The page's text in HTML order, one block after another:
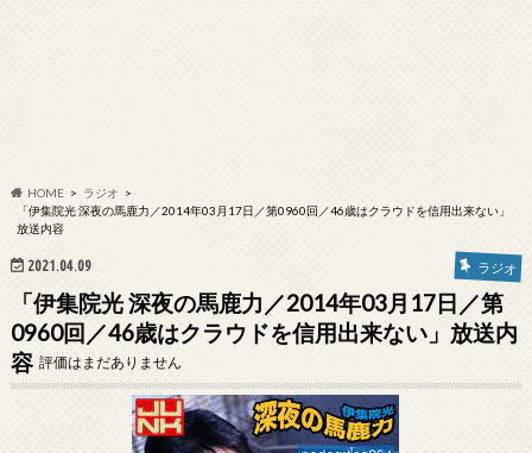
HOME
ラジオ
「伊集院光 深夜の馬鹿力／2014年03月17日／第0960回／46歳はクラウドを信用出来ない」
放送内容
2021.04.09 ラジオ
「伊集院光 深夜の馬鹿力／2014年03月17日／第
0960回／46歳はクラウドを信用出来ない」放送内
容 評価はまだありません